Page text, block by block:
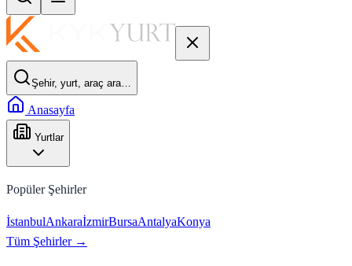
Şehir, yurt, araç ara…
Anasayfa
Yurtlar
Popüler Şehirler
İstanbulAnkaraİzmirBursaAntalyaKonya
Tüm Şehirler →